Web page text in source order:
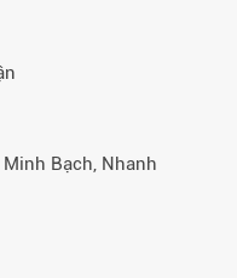
Bạch, Nhanh